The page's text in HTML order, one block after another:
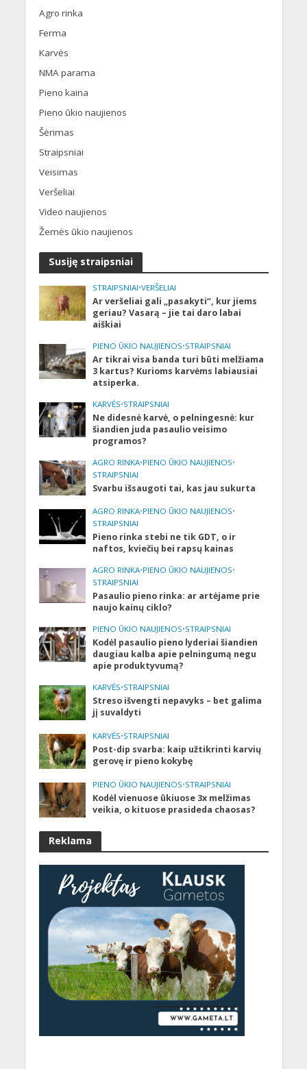
Agro rinka
Ferma
Karvės
NMA parama
Pieno kaina
Pieno ūkio naujienos
Šėrimas
Straipsniai
Veisimas
Veršeliai
Video naujienos
Žemės ūkio naujienos
Susiję straipsniai
STRAIPSNIAI•VERŠELIAI
Ar veršeliai gali „pasakyti“, kur jiems
geriau? Vasarą – jie tai daro labai
aiškiai
PIENO ŪKIO NAUJIENOS•STRAIPSNIAI
Ar tikrai visa banda turi būti melžiama
3 kartus? Kurioms karvėms labiausiai
atsiperka.
KARVĖS•STRAIPSNIAI
Ne didesnė karvė, o pelningesnė: kur
šiandien juda pasaulio veisimo
programos?
AGRO RINKA•PIENO ŪKIO NAUJIENOS•
STRAIPSNIAI
Svarbu išsaugoti tai, kas jau sukurta
AGRO RINKA•PIENO ŪKIO NAUJIENOS•
STRAIPSNIAI
Pieno rinka stebi ne tik GDT, o ir
naftos, kviečių bei rapsų kainas
AGRO RINKA•PIENO ŪKIO NAUJIENOS•
STRAIPSNIAI
Pasaulio pieno rinka: ar artėjame prie
naujo kainų ciklo?
PIENO ŪKIO NAUJIENOS•STRAIPSNIAI
Kodėl pasaulio pieno lyderiai šiandien
daugiau kalba apie pelningumą negu
apie produktyvumą?
KARVĖS•STRAIPSNIAI
Streso išvengti nepavyks – bet galima
jį suvaldyti
KARVĖS•STRAIPSNIAI
Post-dip svarba: kaip užtikrinti karvių
gerovę ir pieno kokybę
PIENO ŪKIO NAUJIENOS•STRAIPSNIAI
Kodėl vienuose ūkiuose 3x melžimas
veikia, o kituose prasideda chaosas?
Reklama